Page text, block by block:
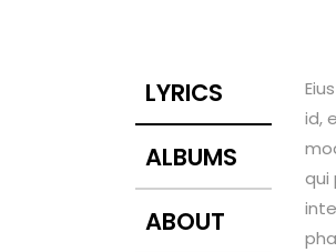
LYRICS
ALBUMS
ABOUT
id,
qui